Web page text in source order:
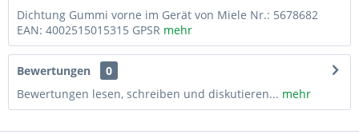
Dichtung Gummi vorne im Gerät von Miele Nr.: 5678682
EAN: 4002515015315 GPSR mehr
Bewertungen
0
Bewertungen lesen, schreiben und diskutieren... mehr